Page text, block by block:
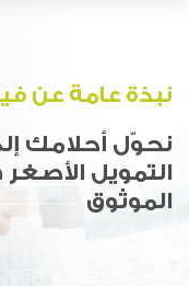
نبذة عامة عن
نحوّل أحلامك
التمويل
الموثوق